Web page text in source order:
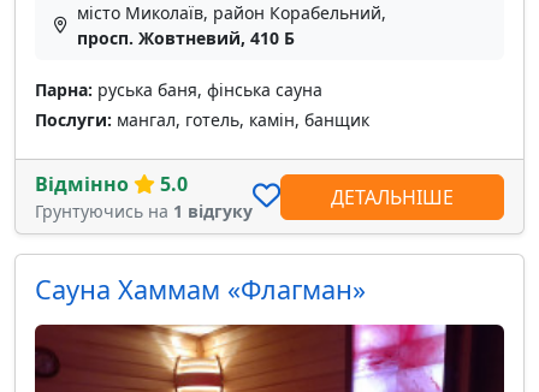
місто Миколаїв, район Корабельний,
просп. Жовтневий, 410 Б
Парна: руська баня, фінська сауна
Послуги: мангал, готель, камін, банщик
Відмінно 5.0
Грунтуючись на 1 відгуку
ДЕТАЛЬНІШЕ
Сауна Хаммам «Флагман»